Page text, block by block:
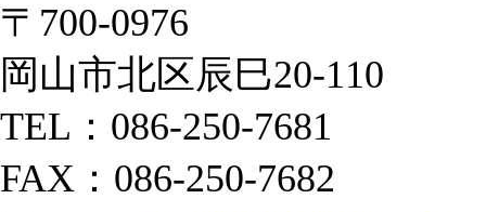
〒700-0976
岡山市北区辰巳20-110
TEL：086-250-7681
FAX：086-250-7682